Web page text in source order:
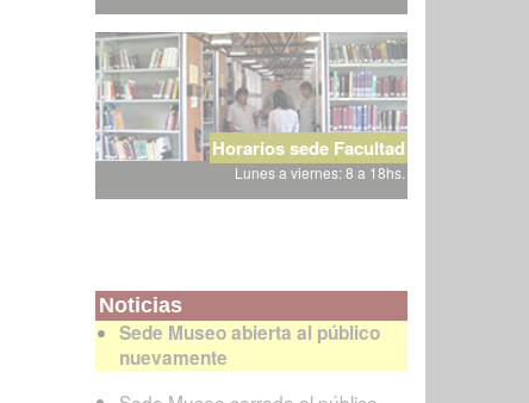
Horarios sede Facultad
Lunes a viernes: 8 a 18hs.
Noticias
Sede Museo abierta al público
nuevamente